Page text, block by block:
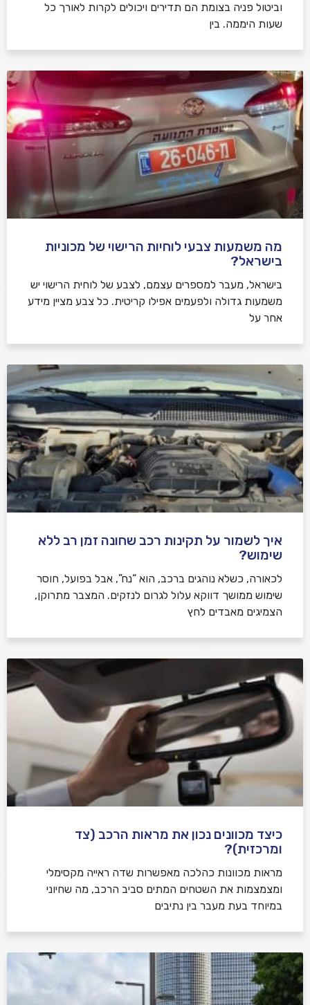
וביטול פניה בצומת הם תדירים ויכולים לקרות לאורך כל
שעות היממה. בין
מה משמעות צבעי לוחיות הרישוי של מכוניות
בישראל?
בישראל, מעבר למספרים עצמם, לצבע של לוחית הרישוי יש
משמעות גדולה ולפעמים אפילו קריטית. כל צבע מציין מידע
אחר על
איך לשמור על תקינות רכב שחונה זמן רב ללא
שימוש?
לכאורה, כשלא נוהגים ברכב, הוא “נח”, אבל בפועל, חוסר
שימוש ממושך דווקא עלול לגרום לנזקים. המצבר מתרוקן,
הצמיגים מאבדים לחץ
כיצד מכוונים נכון את מראות הרכב (צד
ומרכזית)?
מראות מכוונות כהלכה מאפשרות שדה ראייה מקסימלי
ומצמצמות את השטחים המתים סביב הרכב, מה שחיוני
במיוחד בעת מעבר בין נתיבים